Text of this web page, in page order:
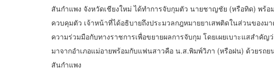
สันกำแพง จังหวัดเชียงใหม่ ได้ทำการจับกุมตัว นายชาญชัย (หรือทิด) พร้
ควบคุมตัว เจ้าหน้าที่ได้อธิบายถึงประมวลกฎหมายยาเสพติดในส่วนของ
ความร่วมมือกับทางราชการเพื่อขยายผลการจับกุม โดยเผยเบาะแสสำคั
มาจากอำเภอแม่อายพร้อมกับแฟนสาวคือ น.ส.พิมพ์วิภา (หรือฝน) ด้วยรถ
สันกำแพง